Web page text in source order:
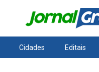
Cidades Editais